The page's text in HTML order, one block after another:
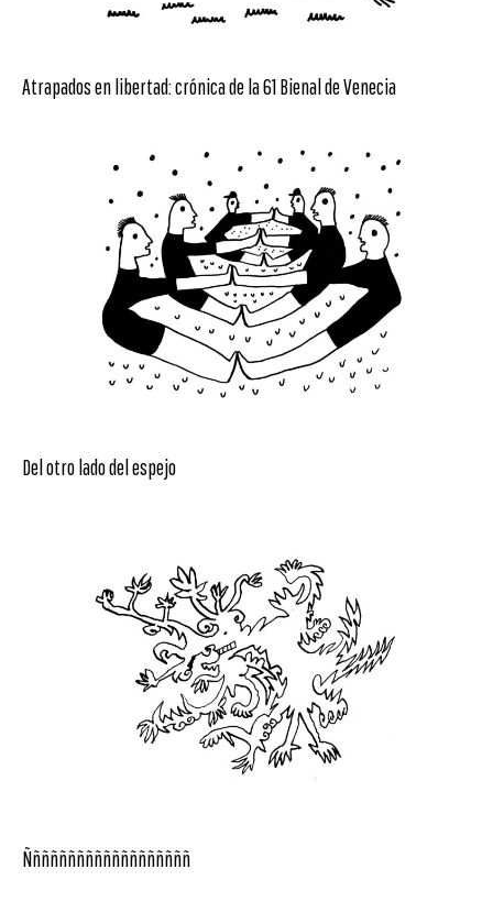
Atrapados en libertad: crónica de la 61 Bienal de Venecia
Del otro lado del espejo
Ñññññññññññññññññññ